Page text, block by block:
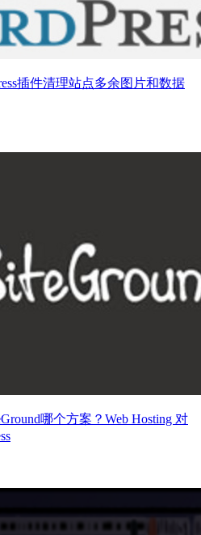
插件清理站点多余图片和数据
哪个方案？Web Hosting 对